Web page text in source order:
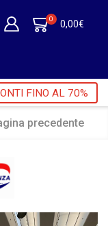
0 0,00€
FINO AL 70%
precedente